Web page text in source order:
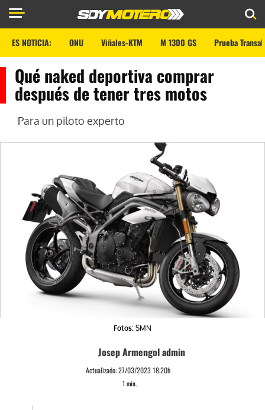
ES NOTICIA: ONU Viñales-KTM M 1300 GS Prueba
Qué naked deportiva comprar
después de tener tres motos
Para un piloto experto
Fotos: SMN
Fotos: SMN
Josep Armengol admin
Actualizado:27/03/2023 18:20h
1 min.